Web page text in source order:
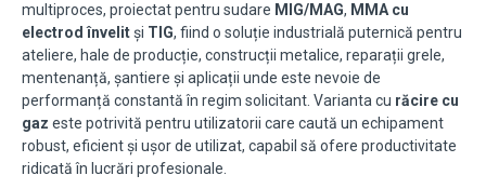
multiproces, proiectat pentru sudare MIG/MAG, MMA cu
electrod învelitși TIG, fiind o soluție industrială puternică pentru
ateliere, hale de producție, construcții metalice, reparații grele,
mentenanță, șantiere și aplicații unde este nevoie de
performanță constantă în regim solicitant. Varianta cu răcire cu
gaz este potrivită pentru utilizatorii care caută un echipament
robust, eficient și ușor de utilizat, capabil să ofere productivitate
ridicată în lucrări profesionale.